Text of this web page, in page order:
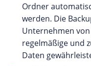
Ordner
werden. Die
Unternehmen
regelmäßige und
Daten